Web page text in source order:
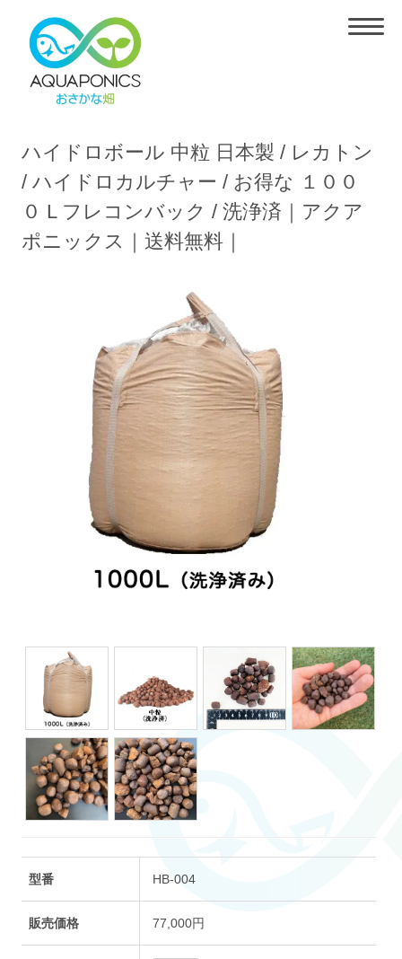
ハイドロボール 中粒 日本製 / レカトン
/ ハイドロカルチャー / お得な １００
０ L フレコンバック / 洗浄済｜アクア
ポニックス｜送料無料｜
型番 HB-004
販売価格 77,000円